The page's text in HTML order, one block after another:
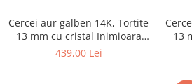
Cercei aur 9K
Cercei din aur cu pietre
Cercei aur galben 14K, Tortite
13 mm cu cristal Inimioara
mov
439,00 Lei
13